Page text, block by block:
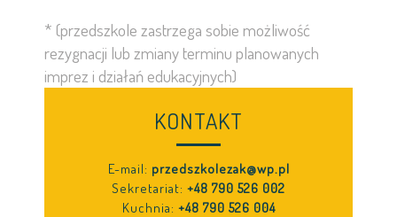
* (przedszkole zastrzega sobie możliwość
rezygnacji lub zmiany terminu planowanych
imprez i działań edukacyjnych)
KONTAKT
E-mail: przedszkolezak@wp.pl
Sekretariat: +48 790 526 002
Kuchnia: +48 790 526 004